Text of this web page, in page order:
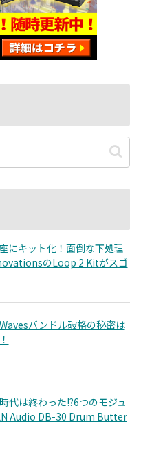
にキット化！面倒な下処理
のLoop 2 Kitがスゴ
バンドル破格の秘密は
代は終わった!?6つのモジュ
Audio DB-30 Drum Butter